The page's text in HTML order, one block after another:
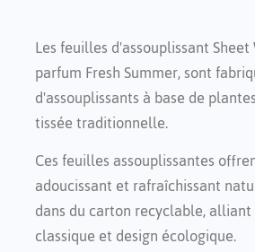
Les feuilles d'assouplissant
parfum Fresh Summer, sont
d'assouplissants à base de
tissée traditionnelle.
Ces feuilles assouplissantes
adoucissant et rafraîchissant
dans du carton recyclable,
classique et design écologique.